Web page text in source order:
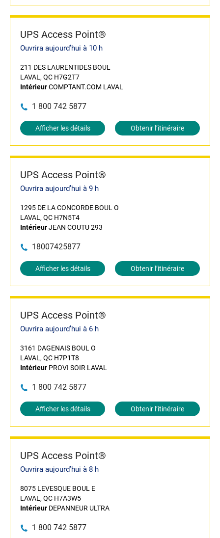
UPS Access Point®
Ouvrira aujourd’hui à 10 h
211 DES LAURENTIDES BOUL
LAVAL, QC H7G2T7
IntérieurCOMPTANT.COM LAVAL
1 800 742 5877
Afficher les détails Obtenir l’itinéraire
UPS Access Point®
Ouvrira aujourd’hui à 9 h
1295 DE LA CONCORDE BOUL O
LAVAL, QC H7N5T4
IntérieurJEAN COUTU 293
18007425877
Afficher les détails Obtenir l’itinéraire
UPS Access Point®
Ouvrira aujourd’hui à 6 h
3161 DAGENAIS BOUL O
LAVAL, QC H7P1T8
Intérieur PROVI SOIR LAVAL
1 800 742 5877
Afficher les détails Obtenir l’itinéraire
UPS Access Point®
Ouvrira aujourd’hui à 8 h
8075 LEVESQUE BOUL E
LAVAL, QC H7A3W5
Intérieur DEPANNEUR ULTRA
1 800 742 5877